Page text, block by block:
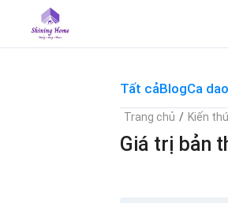
content
Tất cảBlogCa
Trang chủ / Kiến
Giá trị bản